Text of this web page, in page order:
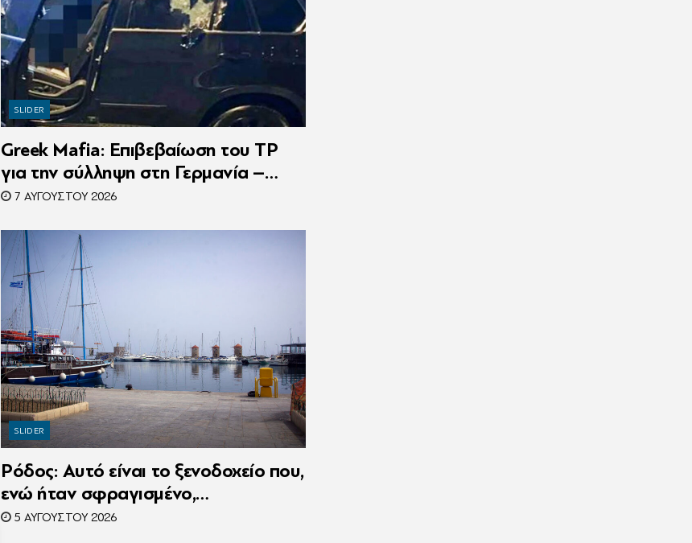
SLIDER
Greek Mafia: Επιβεβαίωση τoυ ΤP
για την σύλληψη στη Γερμανία –
Ένας ακόμη κατηγορούμενος για τον
7 ΑΥΓΟΎΣΤΟΥ 2026
SLIDER
Ρόδος: Αυτό είναι το ξενοδοχείο που,
ενώ ήταν σφραγισμένο,
λειτουργούσε κανονικά με 216
5 ΑΥΓΟΎΣΤΟΥ 2026